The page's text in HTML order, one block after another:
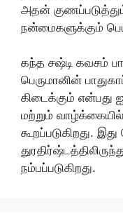
அதன்
நன்மைகளுக்கும்
கந்த சஷ்டி கவசம்
பெருமானின்
கிடைக்கும் என்பது
மற்றும்
கூறப்படுகிறது.
நம்பப்படுகிறது.